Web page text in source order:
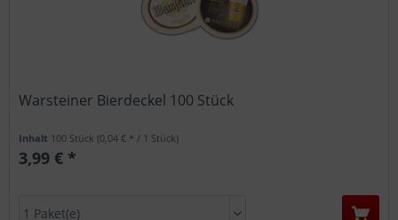
Warsteiner Bierdeckel 100 Stück
Inhalt 100 Stück(0,04 € * / 1 Stück)
3,99 € *